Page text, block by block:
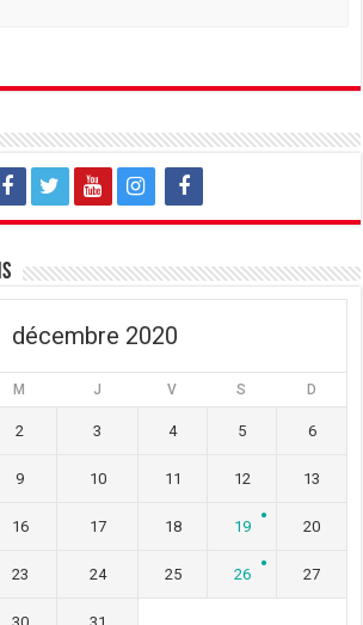
décembre 2020
M J V S D
2 3 4 5 6
9 10 11 12 13
16 17 18 19 20
23 24 25 26 27